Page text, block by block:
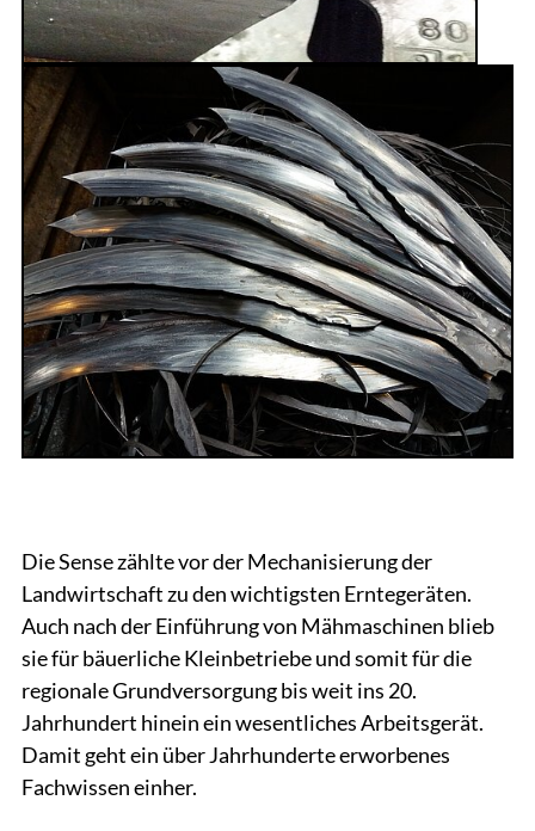
Die Sense zählte vor der Mechanisierung der
Landwirtschaft zu den wichtigsten Erntegeräten.
Auch nach der Einführung von Mähmaschinen blieb
sie für bäuerliche Kleinbetriebe und somit für die
regionale Grundversorgung bis weit ins 20.
Jahrhundert hinein ein wesentliches Arbeitsgerät.
Damit geht ein über Jahrhunderte erworbenes
Fachwissen einher.